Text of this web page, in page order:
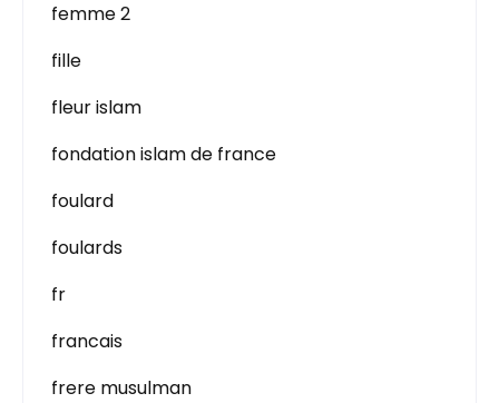
femme 2
fille
fleur islam
fondation islam de france
foulard
foulards
fr
francais
frere musulman